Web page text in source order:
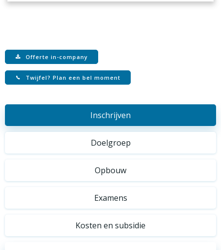
Offerte in-company
Twijfel? Plan een bel moment
Inschrijven
Doelgroep
Opbouw
Examens
Kosten en subsidie